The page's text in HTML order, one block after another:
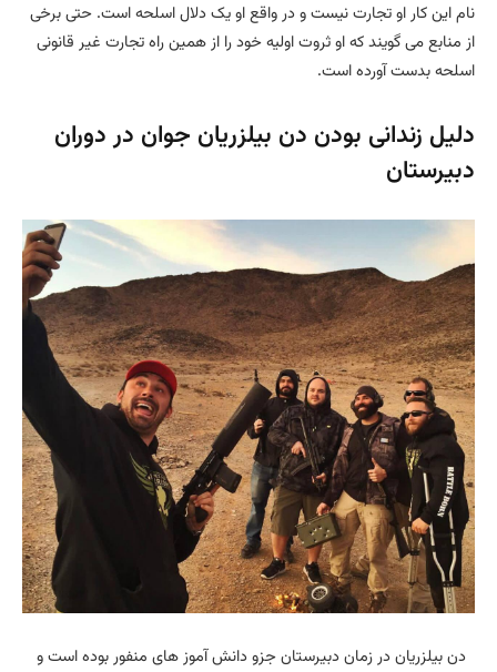
نام این کار او تجارت نیست و در واقع او یک دلال اسلحه است. حتی برخی
از منابع می گویند که او ثروت اولیه خود را از همین راه تجارت غیر قانونی
اسلحه بدست آورده است.
دلیل زندانی بودن دن بیلزریان جوان در دوران
دبیرستان
دن بیلزریان در زمان دبیرستان جزو دانش آموز های منفور بوده است و